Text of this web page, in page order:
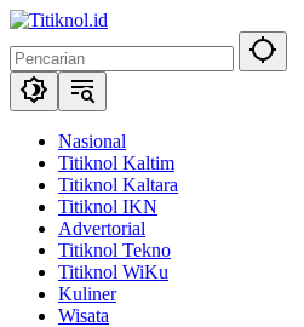
Langsung
konten
Nasional
Titiknol Kaltim
Titiknol Kaltara
Titiknol IKN
Advertorial
Titiknol Tekno
Titiknol WiKu
Kuliner
Wisata